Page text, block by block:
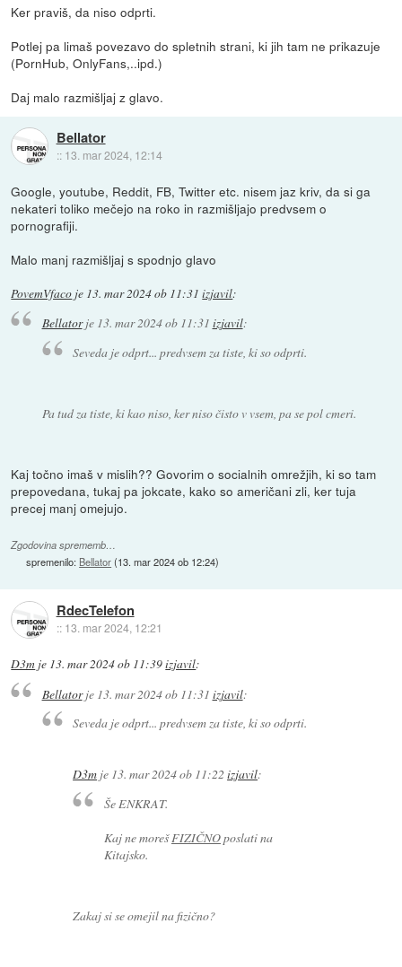
Ker praviš, da niso odprti.
Potlej pa limaš povezavo do spletnih strani, ki jih tam ne prikazuje
(PornHub, OnlyFans,..ipd.)
Daj malo razmišljaj z glavo.
Bellator
:: 13. mar 2024, 12:14
Google, youtube, Reddit, FB, Twitter etc. nisem jaz kriv, da si ga
nekateri toliko mečejo na roko in razmišljajo predvsem o
pornografiji.
Malo manj razmišljaj s spodnjo glavo
PovemVfaco je 13. mar 2024 ob 11:31 izjavil:
Bellatorje 13. mar 2024 ob 11:31 izjavil:
Seveda je odprt... predvsem za tiste, ki so odprti.
Pa tud za tiste, ki kao niso, ker niso čisto v vsem, pa se pol cmeri.
Kaj točno imaš v mislih?? Govorim o socialnih omrežjih, ki so tam
prepovedana, tukaj pa jokcate, kako so američani zli, ker tuja
precej manj omejujo.
Zgodovina sprememb…
spremenilo: Bellator(13. mar 2024 ob 12:24)
RdecTelefon
:: 13. mar 2024, 12:21
D3m je 13. mar 2024 ob 11:39izjavil:
Bellatorje 13. mar 2024 ob 11:31 izjavil:
Seveda je odprt... predvsem za tiste, ki so odprti.
D3m je 13. mar 2024 ob 11:22izjavil:
Še ENKRAT.
Kaj ne morešFIZIČNOposlati na
Kitajsko.
Zakaj si se omejil na fizično?